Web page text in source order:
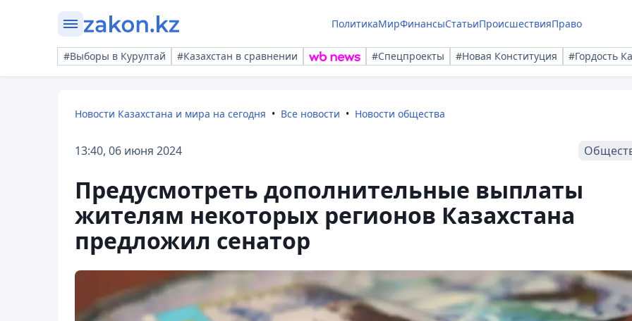
ПолитикаМирФинансыСтатьиПроисшествияПраво
#Выборы в Курултай #Казахстан в сравнении #Спецпроекты #Новая Конституция #Гордость
Новости Казахстана и мира на сегодня Все новости Новости общества
13:40, 06 июня 2024
Предусмотреть дополнительные выплаты
жителям некоторых регионов Казахстана
предложил сенатор